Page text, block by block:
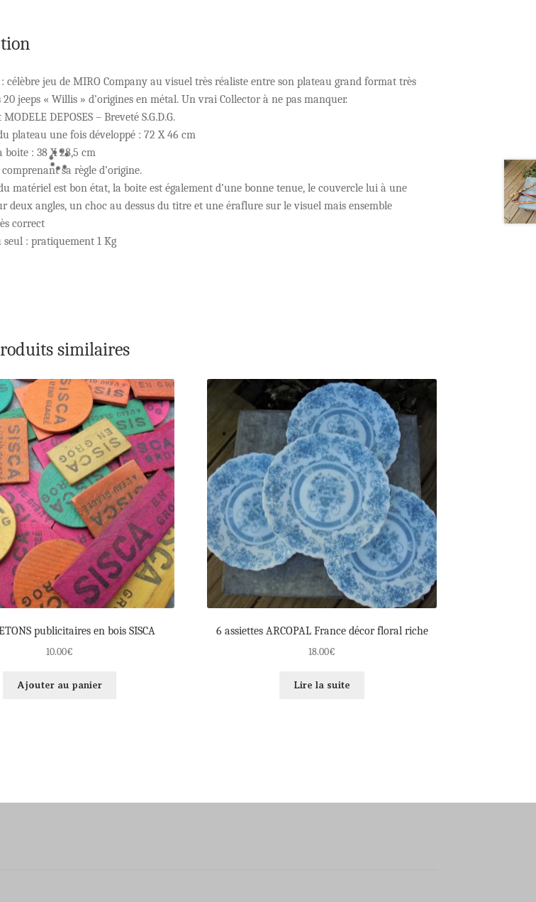
: célèbre jeu de MIRO Company au visuel très réaliste entre son plateau grand format très
20 jeeps « Willis » d’origines en métal. Un vrai Collector à ne pas manquer.
DEPOSES – Breveté S.G.D.G.
plateau une fois développé : 72 X 46 cm
boite : 38 X 28,5 cm
sa règle d’origine.
matériel est bon état, la boite est également d’une bonne tenue, le couvercle lui à une
deux angles, un choc au dessus du titre et une éraflure sur le visuel mais ensemble
correct
seul : pratiquement 1 Kg
similaires
publicitaires en bois SISCA
10.00€
Ajouter au panier
6 assiettes ARCOPAL France décor floral riche
18.00€
Lire la suite